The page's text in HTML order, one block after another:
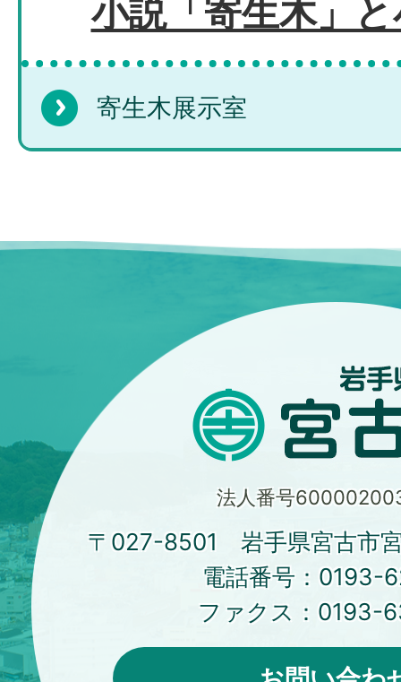
小説「寄生木」
寄生木展示室
法人番号
〒027-8501 岩手県宮古市
電話番号： 0193-
ファクス： 0193-